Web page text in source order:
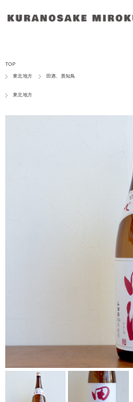
TOP
東北地方 田酒、善知鳥
東北地方